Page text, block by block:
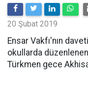
20 Şubat 2019
Ensar Vakfı'nın
okullarda
Türkmen gece